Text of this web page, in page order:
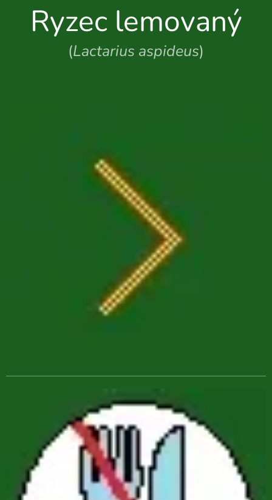
Ryzec lemovaný
(Lactarius aspideus)